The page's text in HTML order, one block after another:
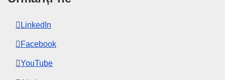
LinkedIn
Facebook
YouTube